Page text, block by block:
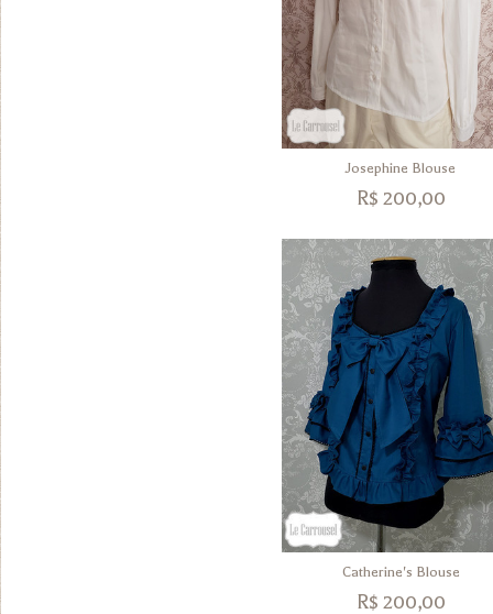
Josephine Blouse
R$ 200,00
Catherine's Blouse
R$ 200,00